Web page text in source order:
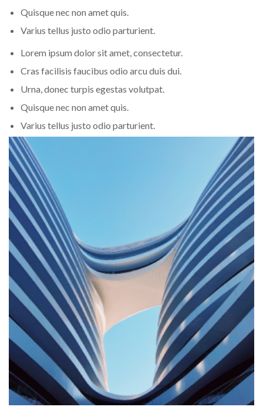
Quisque nec non amet quis.
Varius tellus justo odio parturient.
Lorem ipsum dolor sit amet, consectetur.
Cras facilisis faucibus odio arcu duis dui.
Urna, donec turpis egestas volutpat.
Quisque nec non amet quis.
Varius tellus justo odio parturient.